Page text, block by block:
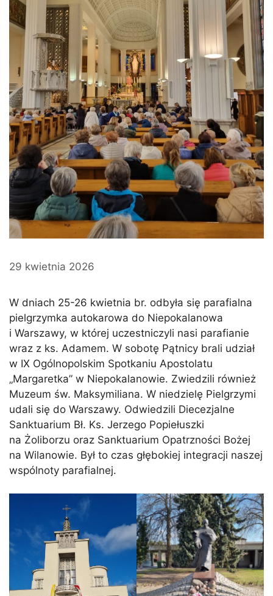
29 kwietnia 2026
W dniach 25-26 kwietnia br. odbyła się parafialna
pielgrzymka autokarowa do Niepokalanowa
i Warszawy, w której uczestniczyli nasi parafianie
wraz z ks. Adamem. W sobotę Pątnicy brali udział
w IX Ogólnopolskim Spotkaniu Apostolatu
„Margaretka” w Niepokalanowie. Zwiedzili również
Muzeum św. Maksymiliana. W niedzielę Pielgrzymi
udali się do Warszawy. Odwiedzili Diecezjalne
Sanktuarium Bł. Ks. Jerzego Popiełuszki
na Żoliborzu oraz Sanktuarium Opatrzności Bożej
na Wilanowie. Był to czas głębokiej integracji naszej
wspólnoty parafialnej.